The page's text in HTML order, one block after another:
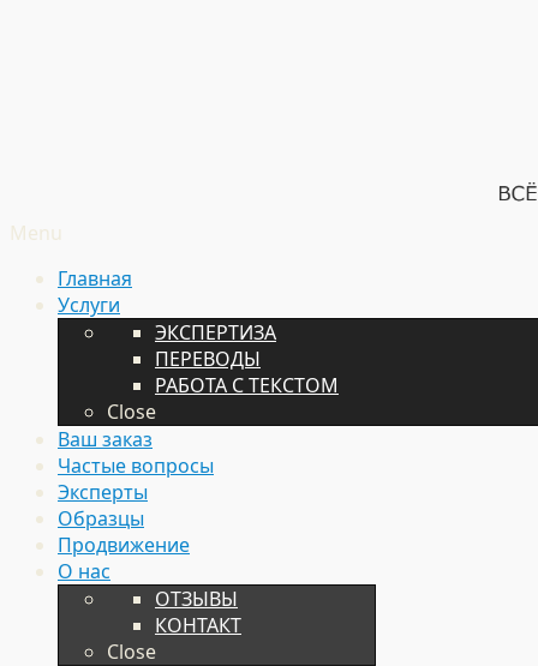
Menu
Главная
Услуги
ЭКСПЕРТИЗА
ПЕРЕВОДЫ
РАБОТА С ТЕКСТОМ
Close
Ваш заказ
Частые вопросы
Эксперты
Образцы
Продвижение
О нас
ОТЗЫВЫ
КОНТАКТ
Close